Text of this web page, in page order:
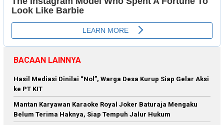
BACAAN LAINNYA
Hasil Mediasi Dinilai “Nol”, Warga Desa Kurup Siap Gelar Aksi
ke PT KIT
Mantan Karyawan Karaoke Royal Joker Baturaja Mengaku
Belum Terima Haknya, Siap Tempuh Jalur Hukum